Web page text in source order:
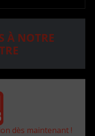
À NOTRE
dès maintenant !